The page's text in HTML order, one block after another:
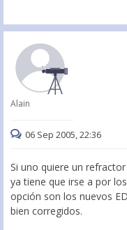
Alain
06 Sep 2005, 22:36
Si uno quiere un
ya tiene que irse a por
opción son los nuevos
bien corregidos.